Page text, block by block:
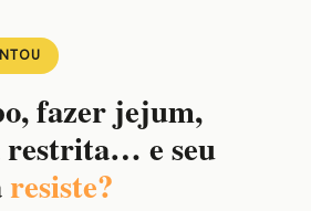
fazer jejum,
restrita… e seu
resiste?